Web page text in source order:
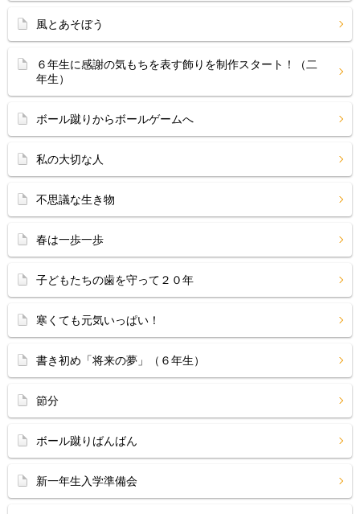
風とあそぼう
６年生に感謝の気もちを表す飾りを制作スタート！（二
年生）
ボール蹴りからボールゲームへ
私の大切な人
不思議な生き物
春は一歩一歩
子どもたちの歯を守って２０年
寒くても元気いっぱい！
書き初め「将来の夢」（６年生）
節分
ボール蹴りばんばん
新一年生入学準備会